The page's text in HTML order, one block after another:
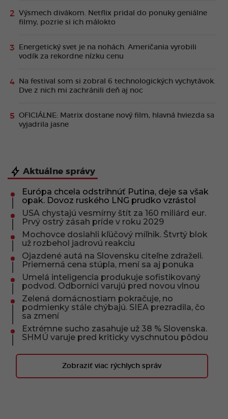
Výsmech divákom. Netflix pridal do ponuky geniálne
filmy, pozrie si ich málokto
Energetický svet je na nohách. Američania vyrobili
vodík za rekordne nízku cenu
Na festival som si zobral 6 technologických vychytávok.
Dve z nich mi zachránili deň aj noc
OFICIÁLNE: Matrix dostane nový film, hlavná hviezda sa
vyjadrila jasne
Aktuálne správy
Európa chcela odstrihnúť Putina, deje sa však
opak. Dovoz ruského LNG prudko vzrástol
USA chystajú vesmírny štít za 160 miliárd eur.
Prvý ostrý zásah príde v roku 2029
Mochovce dosiahli kľúčový míľnik. Štvrtý blok
už rozbehol jadrovú reakciu
Ojazdené autá na Slovensku citeľne zdraželi.
Priemerná cena stúpla, mení sa aj ponuka
Umelá inteligencia produkuje sofistikovaný
podvod. Odborníci varujú pred novou vlnou
Zelená domácnostiam pokračuje, no
podmienky stále chýbajú. SIEA prezradila, čo
sa zmení
Extrémne sucho zasahuje už 38 % Slovenska.
SHMÚ varuje pred kriticky vyschnutou pôdou
Zobraziť viac rýchlych správ